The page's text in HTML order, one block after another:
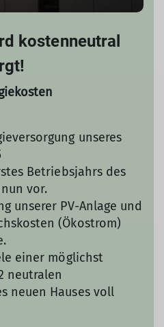
kostenneutral
unseres
Betriebsjahrs des
vor.
unserer PV-Anlage und
(Ökostrom)
einer möglichst
neutralen
neuen Hauses voll